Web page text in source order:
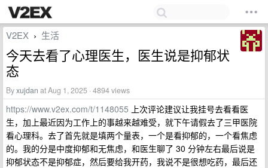
V2EX › 生活
今天去看了心理医生，医生说是抑郁状
态
Byxujdan at Aug 1, 2025 · 4894 views
https://www.v2ex.com/t/1148055 上次评论建议让我挂号去看看医
生，加上最近因为工作上的事越来越难受，就下午请假去了三甲医院
看心理科。去了首先就是填两个量表，一个是看抑郁的，一个看焦虑
的。我的分是中度抑郁和无焦虑，和医生聊了 30 分钟左右最后说是
抑郁状态不是抑郁症，然后要给我开药，我说不是很想吃药，最后还